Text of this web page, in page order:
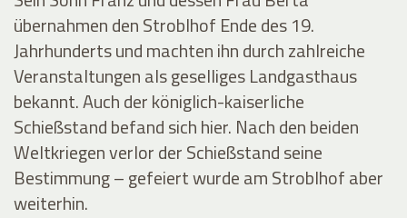
übernahmen den Stroblhof Ende des 19.
Jahrhunderts und machten ihn durch zahlreiche
Veranstaltungen als geselliges Landgasthaus
bekannt. Auch der königlich-kaiserliche
Schießstand befand sich hier. Nach den beiden
Weltkriegen verlor der Schießstand seine
Bestimmung – gefeiert wurde am Stroblhof aber
weiterhin.